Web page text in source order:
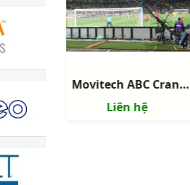
Movitech ABC Crane 120 - Camera Crane
Liên hệ